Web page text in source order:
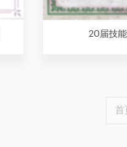
20届技
首